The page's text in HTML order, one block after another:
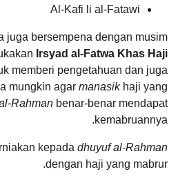
Al-Kafi li al-Fatawi
juga bersempena dengan musim
Irsyad al-Fatwa Khas Haji
memberi pengetahuan dan juga
mungkin agar manasikhaji yang
Rahman benar-benar mendapat
kemabruannya.
kepada dhuyuf al-Rahman
dengan haji yang mabrur.